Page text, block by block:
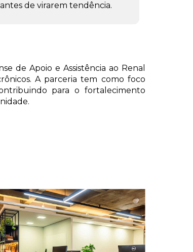
de virarem tendência.
de Apoio e Assistência ao Renal
A parceria tem como foco
para o fortalecimento